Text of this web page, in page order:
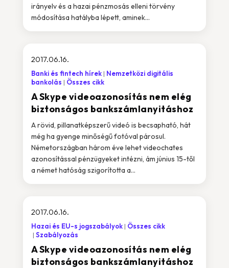
irányelv és a hazai pénzmosás elleni törvény
módosítása hatályba lépett, aminek...
A Skype videoazonosítás nem elég
biztonságos bankszámlanyitáshoz
2017.06.16.
Banki és fintech hírek
Nemzetközi digitális
bankolás
Összes cikk
A rövid, pillanatképszerű videó is becsapható, hát
még ha gyenge minőségű fotóval párosul.
Németországban három éve lehet videochates
azonosítással pénzügyeket intézni, ám június 15-től
a német hatóság szigorította a...
A Skype videoazonosítás nem elég
biztonságos bankszámlanyitáshoz
2017.06.16.
Hazai és EU-s jogszabályok
Összes cikk
Szabályozás